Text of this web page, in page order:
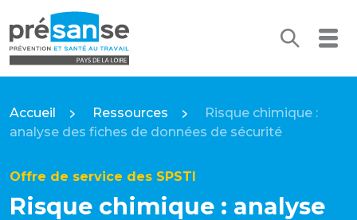
Présanse Pays de la Loire
Risque chimique : analyse
Offre de service des SPSTI
Accueil Ressources
Risque chimique :
analyse des fiches de données de sécurité